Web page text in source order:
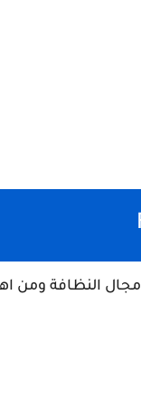
النظافة ومن